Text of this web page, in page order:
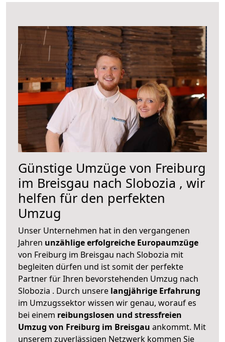
Günstige Umzüge von Freiburg
im Breisgau nach Slobozia , wir
helfen für den perfekten
Umzug
Unser Unternehmen hat in den vergangenen
Jahren unzählige erfolgreiche Europaumzüge
von Freiburg im Breisgau nach Slobozia mit
begleiten dürfen und ist somit der perfekte
Partner für Ihren bevorstehenden Umzug nach
Slobozia . Durch unsere langjährige Erfahrung
im Umzugssektor wissen wir genau, worauf es
bei einem reibungslosen und stressfreien
Umzug von Freiburg im Breisgau ankommt. Mit
unserem zuverlässigen Netzwerk kommen Sie